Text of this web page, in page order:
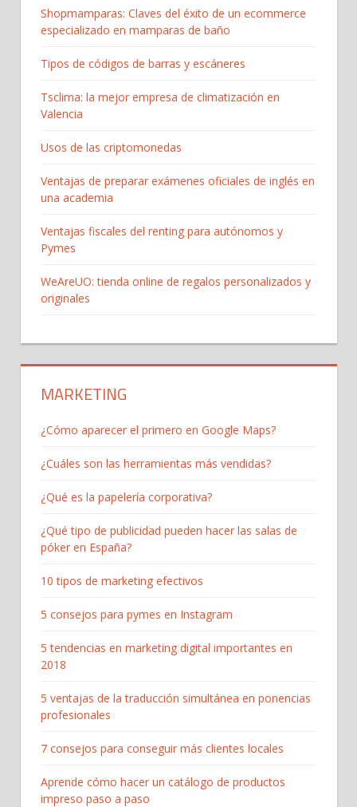
Shopmamparas: Claves del éxito de un ecommerce
especializado en mamparas de baño
Tipos de códigos de barras y escáneres
Tsclima: la mejor empresa de climatización en
Valencia
Usos de las criptomonedas
Ventajas de preparar exámenes oficiales de inglés en
una academia
Ventajas fiscales del renting para autónomos y
Pymes
WeAreUO: tienda online de regalos personalizados y
originales
MARKETING
¿Cómo aparecer el primero en Google Maps?
¿Cuáles son las herramientas más vendidas?
¿Qué es la papelería corporativa?
¿Qué tipo de publicidad pueden hacer las salas de
póker en España?
10 tipos de marketing efectivos
5 consejos para pymes en Instagram
5 tendencias en marketing digital importantes en
2018
5 ventajas de la traducción simultánea en ponencias
profesionales
7 consejos para conseguir más clientes locales
Aprende cómo hacer un catálogo de productos
impreso paso a paso